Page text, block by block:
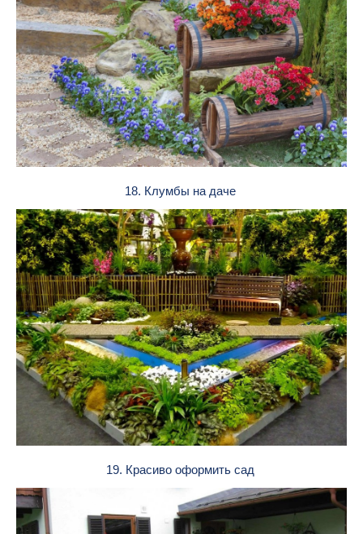
18. Клумбы на даче
19. Красиво оформить сад